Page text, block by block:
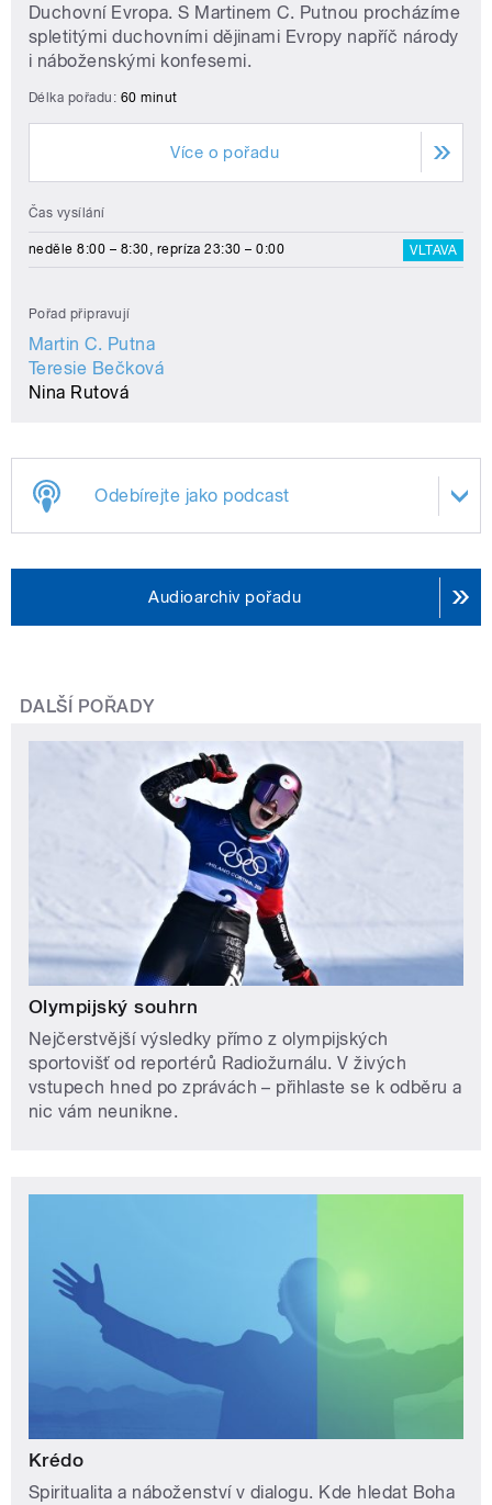
Duchovní Evropa. S Martinem C. Putnou procházíme
spletitými duchovními dějinami Evropy napříč národy
i náboženskými konfesemi.
Délka pořadu: 60 minut
Více o pořadu
Čas vysílání
neděle 8:00 – 8:30, repríza 23:30 – 0:00 VLTAVA
Pořad připravují
Martin C. Putna
Teresie Bečková
Nina Rutová
Odebírejte jako podcast
Audioarchiv pořadu
DALŠÍ POŘADY
Olympijský souhrn
Nejčerstvější výsledky přímo z olympijských
sportovišť od reportérů Radiožurnálu. V živých
vstupech hned po zprávách – přihlaste se k odběru a
nic vám neunikne.
Krédo
Spiritualita a náboženství v dialogu. Kde hledat Boha